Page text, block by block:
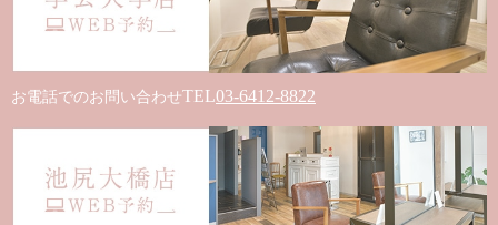
お電話でのお問い合わせTEL03-6412-8822